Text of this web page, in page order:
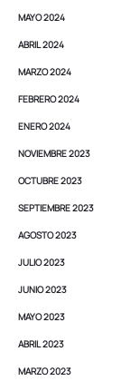
MAYO 2024
ABRIL 2024
MARZO 2024
FEBRERO 2024
ENERO 2024
NOVIEMBRE 2023
OCTUBRE 2023
SEPTIEMBRE 2023
AGOSTO 2023
JULIO 2023
JUNIO 2023
MAYO 2023
ABRIL 2023
MARZO 2023